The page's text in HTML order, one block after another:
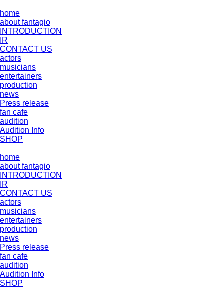
home
about fantagio
INTRODUCTION
IR
CONTACT US
actors
musicians
entertainers
production
news
Press release
fan cafe
audition
Audition Info
SHOP
home
about fantagio
INTRODUCTION
IR
CONTACT US
actors
musicians
entertainers
production
news
Press release
fan cafe
audition
Audition Info
SHOP